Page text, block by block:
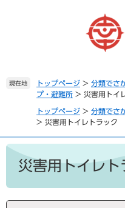
へ
現在地 トップページ > 分類でさ
プ・避難所 > 災害用トイ
トップページ > 分類でさ
> 災害用トイレトラック
本
災害用トイレト